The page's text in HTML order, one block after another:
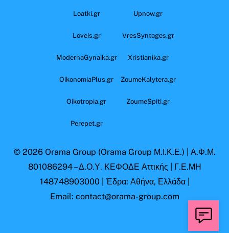
Loatki.gr Upnow.gr
Loveis.gr VresSyntages.gr
ModernaGynaika.gr Xristianika.gr
OikonomiaPlus.gr ZoumeKalytera.gr
Oikotropia.gr ZoumeSpiti.gr
Perepet.gr
© 2026 Orama Group (Orama Group Μ.Ι.Κ.Ε.) | Α.Φ.Μ.
801086294 – Δ.Ο.Υ. ΚΕΦΟΔΕ Αττικής | Γ.Ε.ΜΗ
148748903000 | Έδρα: Αθήνα, Ελλάδα |
Email: contact@orama-group.com